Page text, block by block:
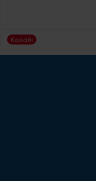
Καλάθι